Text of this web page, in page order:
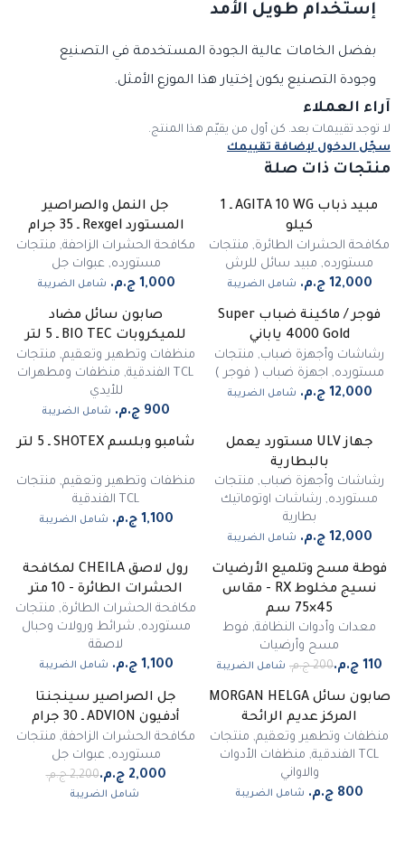
إستخدام طويل الأمد
بفضل الخامات عالية الجودة المستخدمة في التصنيع
وجودة التصنيع يكون إختيار هذا الموزع الأمثل.
آراء العملاء
لا توجد تقييمات بعد. كن أول من يقيّم هذا المنتج.
سجّل الدخول لإضافة تقييمك
منتجات ذات صلة
مبيد ذباب AGITA 10 WG ـ 1
كيلو
مكافحة الحشرات الطائرة, منتجات
مستورده, مبيد سائل للرش
شامل الضريبة
غير متوفر
جل النمل والصراصير
المستورد Rexgel ـ 35 جرام
مكافحة الحشرات الزاحفة, منتجات
مستورده,عبوات جل
شامل الضريبة
غير متوفرفوجر / ماكينة ضباب Super
4000 Gold ياباني
رشاشات وأجهزة ضباب, منتجات
مستورده, اجهزة ضباب ( فوجر )
شامل الضريبة
صابون سائل مضاد
للميكروبات BIO TEC ـ 5 لتر
منظفات وتطهير وتعقيم, منتجات
TCL الفندقية
, منظفات ومطهرات
للأيدي
شامل الضريبة
جهاز ULV مستورد يعمل
بالبطارية
رشاشات وأجهزة ضباب, منتجات
مستورده, رشاشات اوتوماتيك
بطارية
شامل الضريبة
غير متوفر شامبو وبلسم SHOTEX ـ 5 لتر
منظفات وتطهير وتعقيم, منتجات
TCL الفندقية
شامل الضريبة
%
فوطة مسح وتلميع الأرضيات
نسيج مخلوط RX - مقاس
45×75 سم
معدات وأدوات النظافة, فوط
مسح وأرضيات
شامل الضريبة
رول لاصق CHEILA لمكافحة
الحشرات الطائرة - 10 متر
مكافحة الحشرات الطائرة, منتجات
مستورده, شرائط ورولات وحبال
لاصقة
شامل الضريبة
صابون سائل MORGAN HELGA
المركز عديم الرائحة
منظفات وتطهير وتعقيم, منتجات
TCL الفندقية
, منظفات الأدوات
والاواني
شامل الضريبة
- 9
جل الصراصير سينجنتا
أدفيون ADVION ـ 30 جرام
مكافحة الحشرات الزاحفة, منتجات
مستورده,عبوات جل
‏2,200 ج.م.‏
شامل الضريبة